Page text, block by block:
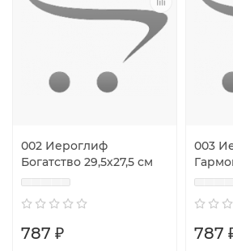
002 Иероглиф
Богатство 29,5х27,5 см
787 ₽
003
787